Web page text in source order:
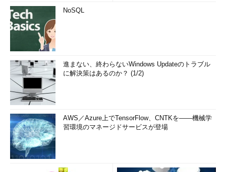
NoSQL
進まない、終わらないWindows Updateのトラブル
に解決策はあるのか？ (1/2)
AWS／Azure上でTensorFlow、CNTKを――機械学
習環境のマネージドサービスが登場